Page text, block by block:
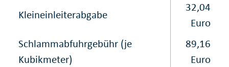
Kleineinleiterabgabe
32,04
Euro
Schlammabfuhrgebühr (je
Kubikmeter)
89,16
Euro